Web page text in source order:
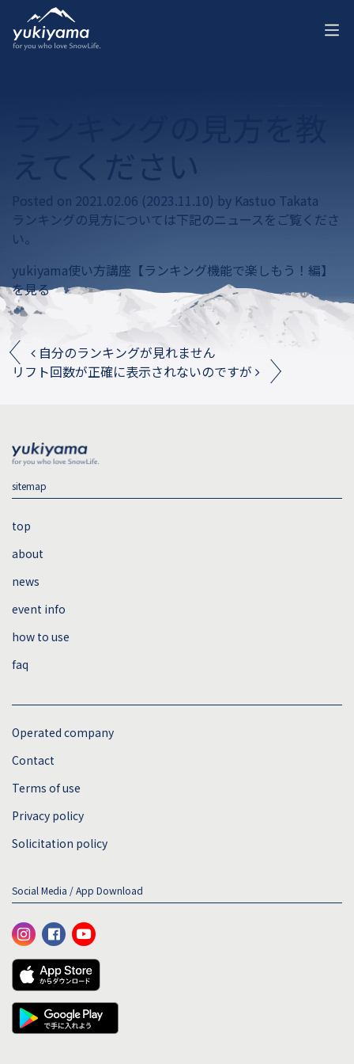
えてください
Posted on 2021.02.06 (2023.11.10) by Kastuo Takata
ランキングの見方については下記のニュースをご覧くださ
い。
yukiyama使い方講座【ランキング機能で楽しもう！編】
を見る
Post navigation
自分のランキングが見れません
リフト回数が正確に表示されないのですが
sitemap
top
about
news
event info
how to use
faq
Operated company
Contact
Terms of use
Privacy policy
Solicitation policy
Social Media / App Download